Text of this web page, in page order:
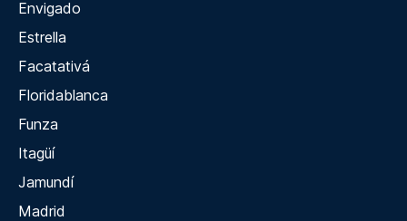
Envigado
Estrella
Facatativá
Floridablanca
Funza
Itagüí
Jamundí
Madrid